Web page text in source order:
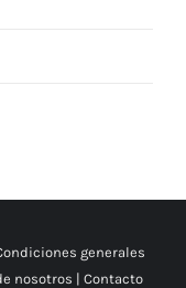
generales
nosotros | Contacto